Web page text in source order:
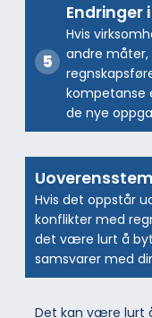
Endringer
Hvis
andre
kompetanse
de nye
Hvis det oppstår
konflikter med
det være lurt å
samsvarer med
Det kan være lurt